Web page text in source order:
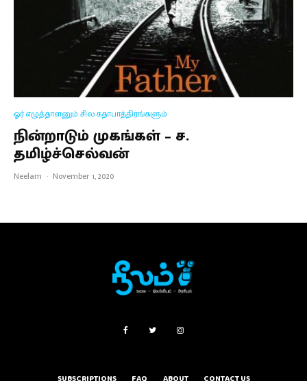
ஓர் எழுத்தாளனும் சில கதாபாத்திரங்களும்
நின்றாடும் முகங்கள் – ச.
தமிழ்ச்செல்வன்
Neelam · November 1, 2020